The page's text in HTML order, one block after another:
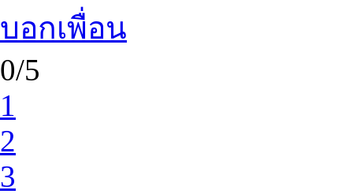
บอกเพื่อน
0/5
1
2
3